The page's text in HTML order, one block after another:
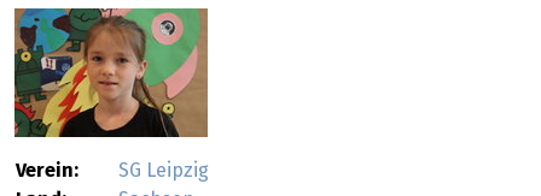
Verein:
SG Leipzig